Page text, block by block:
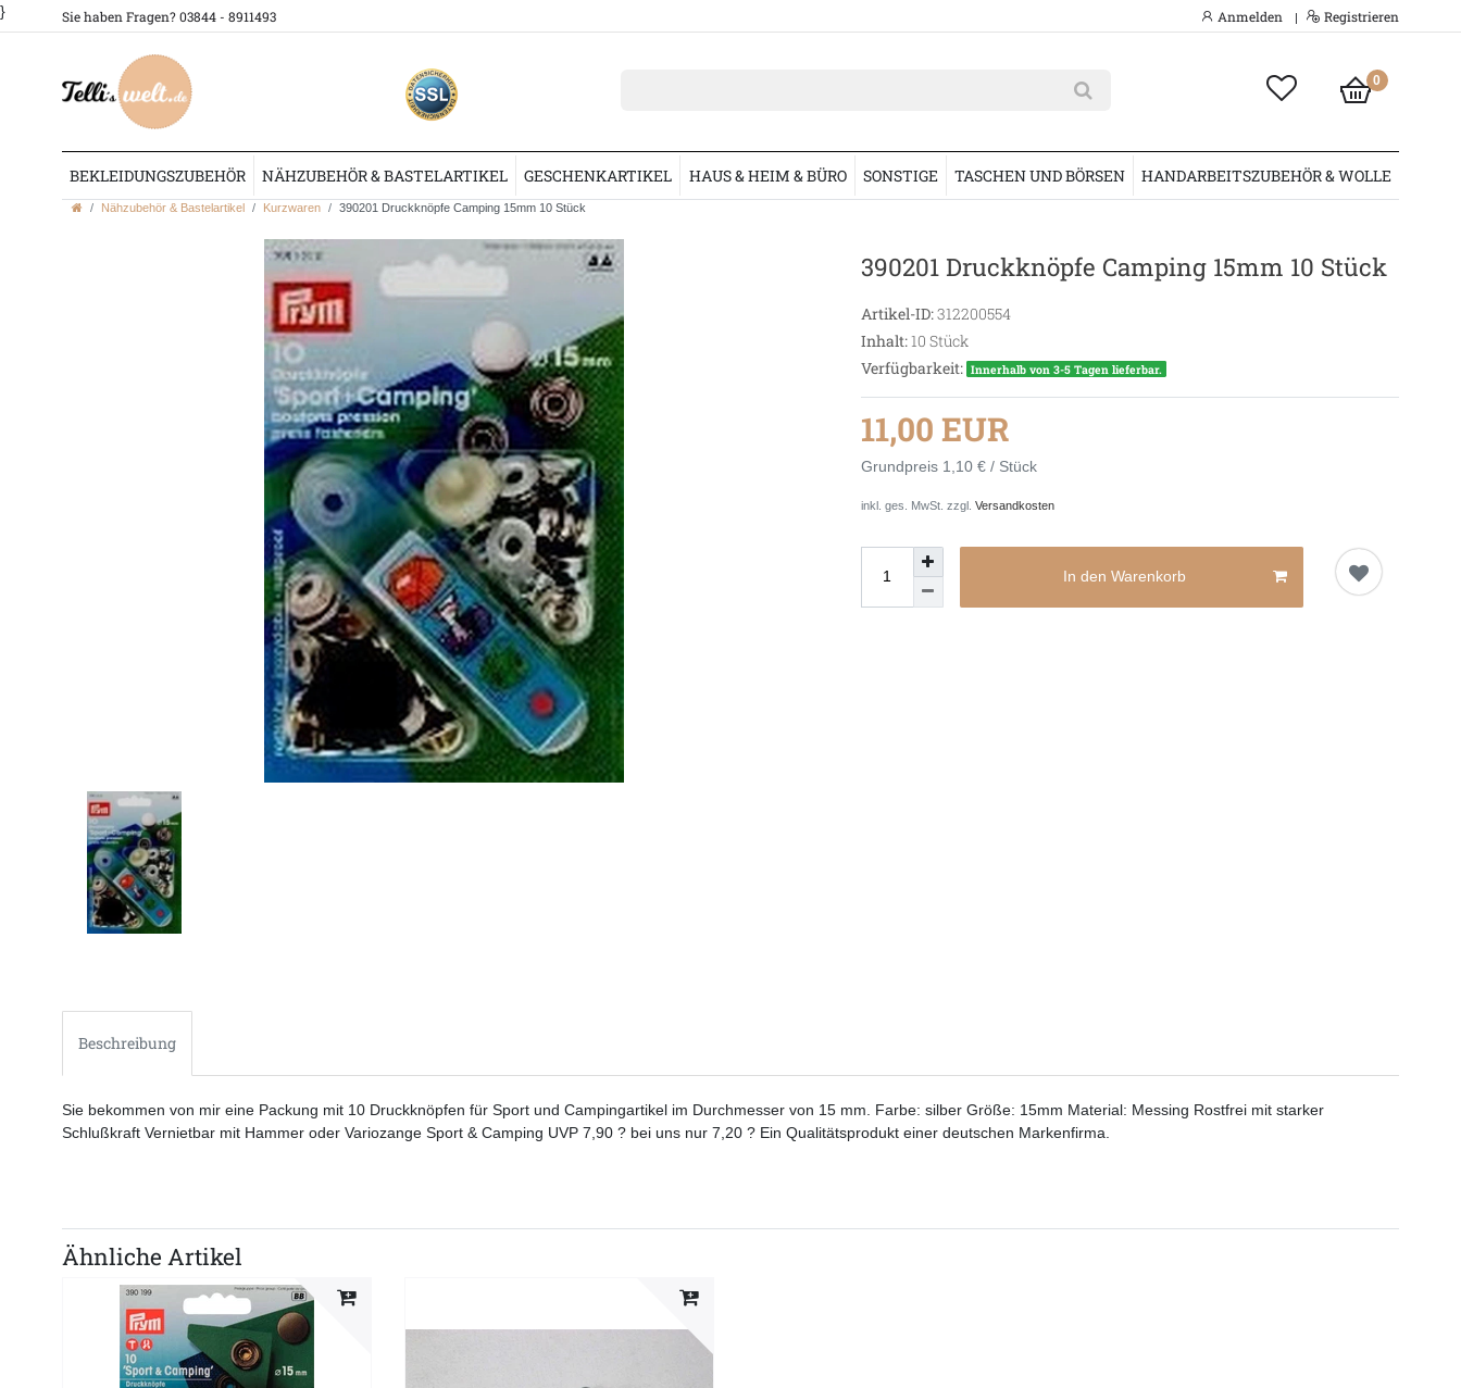
} Sie haben Fragen? 03844 - 8911493 Anmelden | Registrieren
0
BEKLEIDUNGSZUBEHÖR NÄHZUBEHÖR & BASTELARTIKEL GESCHENKARTIKEL HAUS & HEIM & BÜRO SONSTIGE TASCHEN UND BÖRSEN HANDARBEITSZUBEHÖR & WOLLE
Nähzubehör & Bastelartikel Kurzwaren 390201 Druckknöpfe Camping 15mm 10 Stück
390201 Druckknöpfe Camping 15mm 10 Stück
Artikel-ID:312200554
Inhalt:10 Stück
Verfügbarkeit: Innerhalb von 3-5 Tagen lieferbar.
11,00 EUR
Grundpreis 1,10 € / Stück
inkl. ges. MwSt. zzgl. Versandkosten
In den Warenkorb
Beschreibung
Sie bekommen von mir eine Packung mit 10 Druckknöpfen für Sport und Campingartikel im Durchmesser von 15 mm. Farbe: silber Größe: 15mm Material: Messing Rostfrei mit starker
Schlußkraft Vernietbar mit Hammer oder Variozange Sport & Camping UVP 7,90 ? bei uns nur 7,20 ? Ein Qualitätsprodukt einer deutschen Markenfirma.
Ähnliche Artikel